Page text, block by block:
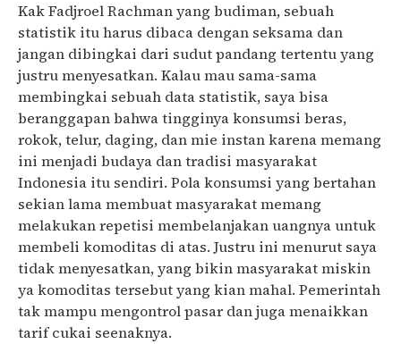
Kak Fadjroel Rachman yang budiman, sebuah
statistik itu harus dibaca dengan seksama dan
jangan dibingkai dari sudut pandang tertentu yang
justru menyesatkan. Kalau mau sama-sama
membingkai sebuah data statistik, saya bisa
beranggapan bahwa tingginya konsumsi beras,
rokok, telur, daging, dan mie instan karena memang
ini menjadi budaya dan tradisi masyarakat
Indonesia itu sendiri. Pola konsumsi yang bertahan
sekian lama membuat masyarakat memang
melakukan repetisi membelanjakan uangnya untuk
membeli komoditas di atas. Justru ini menurut saya
tidak menyesatkan, yang bikin masyarakat miskin
ya komoditas tersebut yang kian mahal. Pemerintah
tak mampu mengontrol pasar dan juga menaikkan
tarif cukai seenaknya.